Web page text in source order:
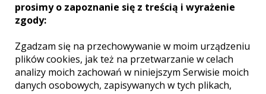
Opinie o fotografie (0)
prosimy o zapoznanie się z treścią i wyrażenie
zgody:
Zgadzam się na przechowywanie w moim urządzeniu
plików cookies, jak też na przetwarzanie w celach
analizy moich zachowań w niniejszym Serwisie moich
danych osobowych, zapisywanych w tych plikach,